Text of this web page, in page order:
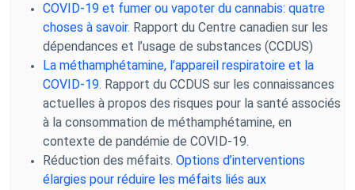
COVID-19 et fumer ou vapoter du cannabis: quatre
choses à savoir. Rapport du Centre canadien sur les
dépendances et l’usage de substances (CCDUS)
La méthamphétamine, l’appareil respiratoire et la
COVID-19. Rapport du CCDUS sur les connaissances
actuelles à propos des risques pour la santé associés
à la consommation de méthamphétamine, en
contexte de pandémie de COVID-19.
Réduction des méfaits. Options d’interventions
élargies pour réduire les méfaits liés aux